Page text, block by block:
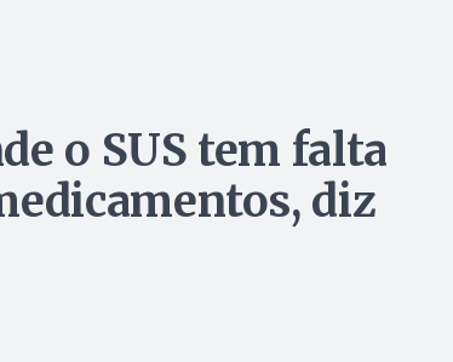
o SUS tem falta
diz